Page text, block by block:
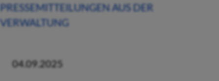
PRESSEMITTEILUNGEN AUS DER
VERWALTUNG
04.09.2025